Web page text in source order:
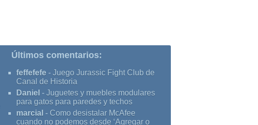
Últimos comentarios:
feffefefe - Juego Jurassic Fight Club de
Canal de Historia
Daniel - Juguetes y muebles modulares
para gatos para paredes y techos
marcial - Como desistalar McAfee
cuando no podemos desde ‘Agregar o